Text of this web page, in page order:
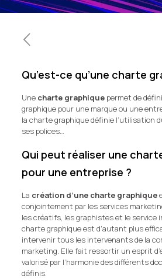
Qu’est-ce qu’une charte
Une charte graphiquepermet de
graphique pour une marque ou une
la charte graphique définie l’utilisation
ses polices…
Qui peut réaliser une
pour une entreprise ?
La création d’une charte graphique
conjointement par les services
les créatifs, les graphistes et le service
charte graphique est d’autant plus
intervenir tous les intervenants de la
marketing. Elle fait ressortir un esprit
valorisé par l’harmonie des différents
définis.